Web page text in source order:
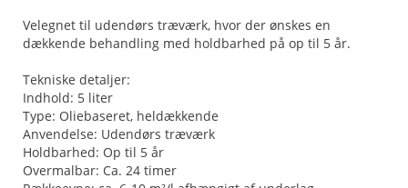
Velegnet til udendørs træværk, hvor der ønskes en
dækkende behandling med holdbarhed på op til 5 år.
Tekniske detaljer:
Indhold: 5 liter
Type: Oliebaseret, heldækkende
Anvendelse: Udendørs træværk
Holdbarhed: Op til 5 år
Overmalbar: Ca. 24 timer